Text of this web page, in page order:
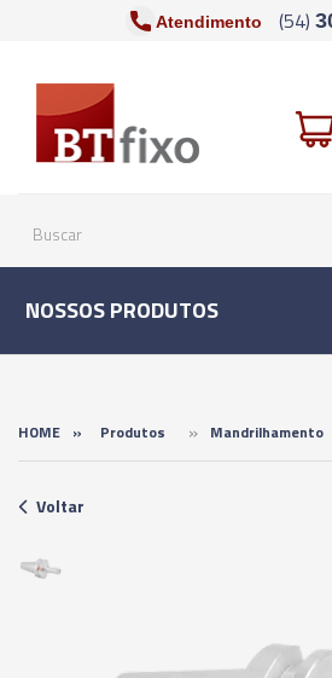
Atendimento (54)
NOSSOS PRODUTOS
HOME » Produtos » Mandrilhamento
Voltar